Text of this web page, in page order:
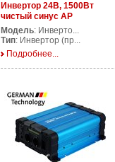
Инвертор 24В, 1500Вт
чистый синус AP
PS1500/24V
Модель: Инверто...
Тип: Инвертор (пр...
Подробнее...